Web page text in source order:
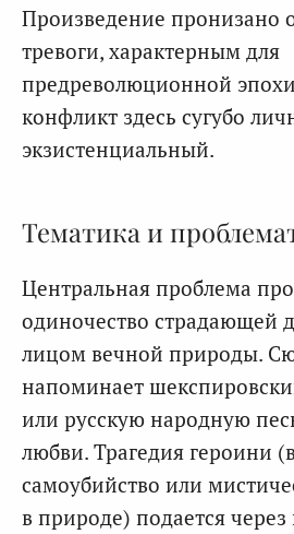
Произведение
тревоги, характерным для
предреволюционной
конфликт здесь сугубо
экзистенциальный.
Тематика и
Центральная проблема
одиночество страдающей
лицом вечной природы.
напоминает
или русскую народную
любви. Трагедия героини
самоубийство или
в природе) подается